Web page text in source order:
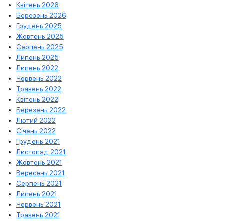
Квітень 2026
Березень 2026
Грудень 2025
Жовтень 2025
Серпень 2025
Липень 2025
Липень 2022
Червень 2022
Травень 2022
Квітень 2022
Березень 2022
Лютий 2022
Січень 2022
Грудень 2021
Листопад 2021
Жовтень 2021
Вересень 2021
Серпень 2021
Липень 2021
Червень 2021
Травень 2021